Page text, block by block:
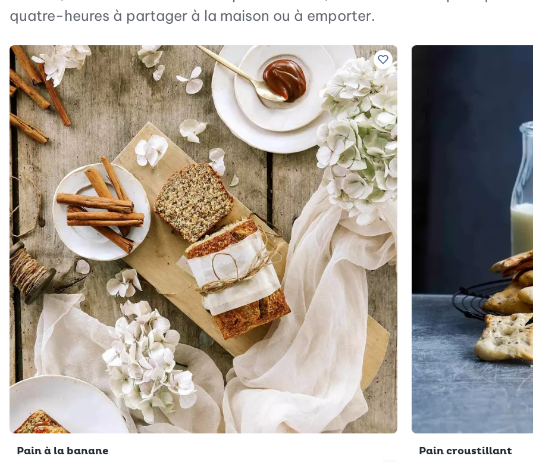
quatre-heures à partager à la maison ou à emporter.
Ajouter à vos recettes préférées
Pain à la banane Pain croustillant